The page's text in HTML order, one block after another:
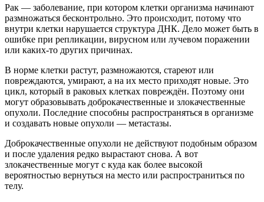
Рак — заболевание, при котором клетки организма начинают
размножаться бесконтрольно. Это происходит, потому что
внутри клетки нарушается структура ДНК. Дело может быть в
ошибке при репликации, вирусном или лучевом поражении
или каких‑то других причинах.
В норме клетки растут, размножаются, стареют или
повреждаются, умирают, а на их место приходят новые. Это
цикл, который в раковых клетках повреждён. Поэтому они
могут образовывать доброкачественные и злокачественные
опухоли. Последние способны распространяться в организме
и создавать новые опухоли — метастазы.
Доброкачественные опухоли не действуют подобным образом
и после удаления редко вырастают снова. А вот
злокачественные могут с куда как более высокой
вероятностью вернуться на место или распространиться по
телу.